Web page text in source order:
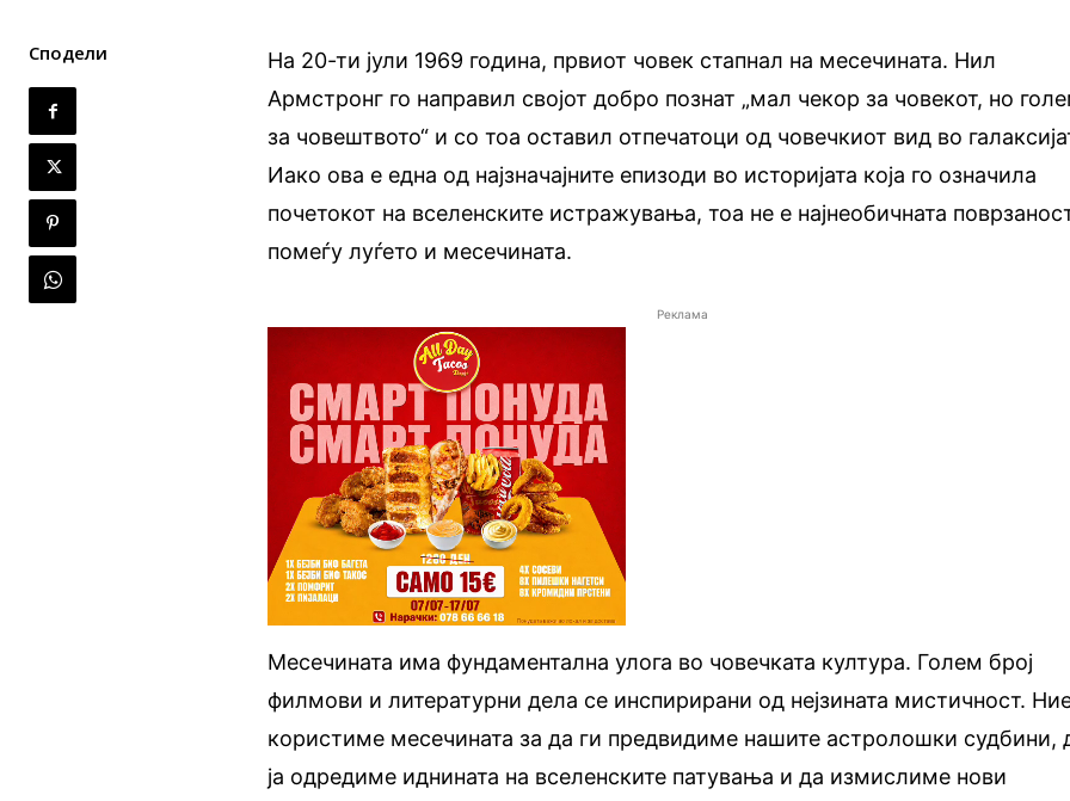
Сподели
На 20-ти јули 1969 година, првиот човек стапнал на месечината. Нил
Армстронг го направил својот добро познат „мал чекор за човекот, но
за човештвото“ и со тоа оставил отпечатоци од човечкиот вид во
Иако ова е една од најзначајните епизоди во историјата која го означила
почетокот на вселенските истражувања, тоа не е најнеобичната
помеѓу луѓето и месечината.
Реклама
Месечината има фундаментална улога во човечката култура. Голем број
филмови и литературни дела се инспирирани од нејзината мистичност. Ние
користиме месечината за да ги предвидиме нашите астролошки судбини,
ја одредиме иднината на вселенските патувања и да измислиме нови